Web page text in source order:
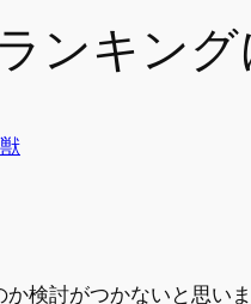
ンキング
検討がつかないと思